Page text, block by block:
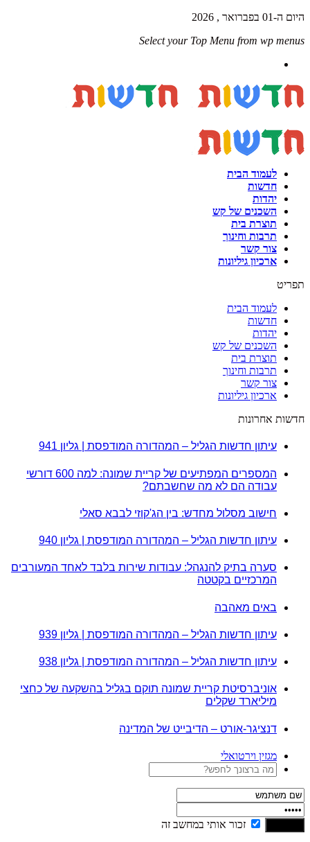
היום ה-01 בפברואר , 2026
Select your Top Menu from wp menus
לעמוד הבית
חדשות
יהדות
השכנים של קש
תוצרת בית
תרבות וחינוך
צור קשר
ארכיון גיליונות
תפריט
לעמוד הבית
חדשות
יהדות
השכנים של קש
תוצרת בית
תרבות וחינוך
צור קשר
ארכיון גיליונות
חדשות אחרונות
עיתון חדשות הגליל – המהדורה המודפסת | גליון 941
המספרים המפתיעים של קריית שמונה: למה 600 דורשי
עבודה הם לא מה שחשבתם?
חישוב מסלול מחדש: בין הג'קוזי לבבא סאלי
עיתון חדשות הגליל – המהדורה המודפסת | גליון 940
סערה בתיק להנגהל: עבודות שירות בלבד לאחד המעורבים
המרכזיים בקטטה
באים מאהבה
עיתון חדשות הגליל – המהדורה המודפסת | גליון 939
עיתון חדשות הגליל – המהדורה המודפסת | גליון 938
אוניברסיטת קריית שמונה תוקם בגליל בהשקעה של כחצי
מיליארד שקלים
דנציגר-אורט – הדיבייט של המדינה
מגזין וירטואלי
זכור אותי במחשב זה